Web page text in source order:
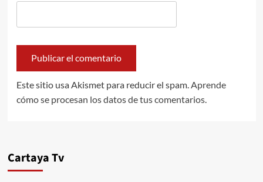
Este sitio usa Akismet para reducir el spam. Aprende
cómo se procesan los datos de tus comentarios.
Cartaya Tv